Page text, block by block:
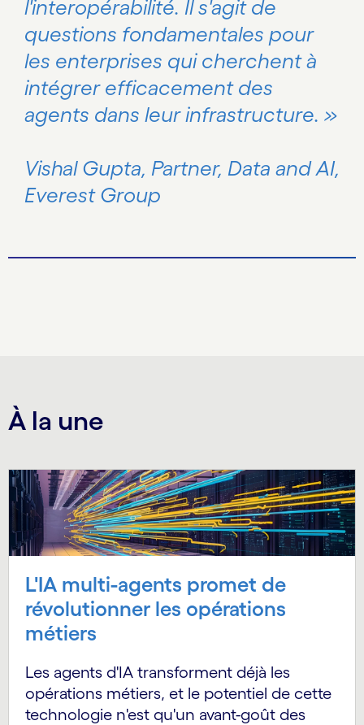
l'interopérabilité. Il s'agit de
questions fondamentales pour
les enterprises qui cherchent à
intégrer efficacement des
agents dans leur infrastructure. »
Vishal Gupta, Partner, Data and AI,
Everest Group
À la une
L'IA multi-agents promet de
révolutionner les opérations
métiers
Les agents d'IA transforment déjà les
opérations métiers, et le potentiel de cette
technologie n'est qu'un avant-goût des